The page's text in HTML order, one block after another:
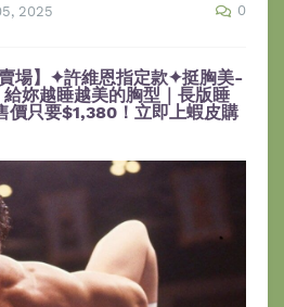
2025 0
賣場】✦許維恩指定款✦挺胸美-
妳越睡越美的胸型｜長版睡
價只要$1,380！立即上蝦皮購